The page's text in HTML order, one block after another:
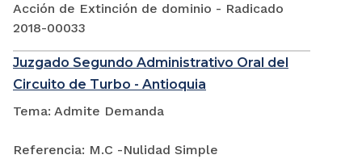
Acción de Extinción de dominio - Radicado
2018-00033
Juzgado Segundo Administrativo Oral del
Circuito de Turbo - Antioquia
Tema: Admite Demanda
Referencia: M.C -Nulidad Simple